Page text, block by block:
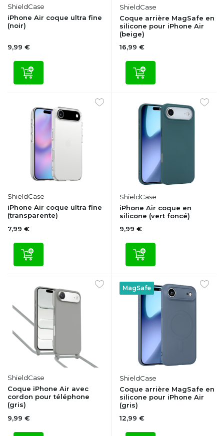
ShieldCase
iPhone Air coque ultra fine
(noir)
9,99 €
ShieldCase
Coque arrière MagSafe en
silicone pour iPhone Air
(beige)
16,99 €
ShieldCase
iPhone Air coque ultra fine
(transparente)
7,99 €
ShieldCase
iPhone Air coque en
silicone (vert foncé)
9,99 €
ShieldCase
Coque iPhone Air avec
cordon pour téléphone
(gris)
9,99 €
MagSafe
ShieldCase
Coque arrière MagSafe en
silicone pour iPhone Air
(gris)
12,99 €